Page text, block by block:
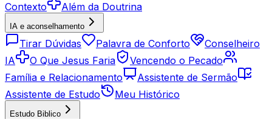
Contexto
Além da Doutrina
IA e aconselhamento
Tirar Dúvidas Palavra de Conforto
Conselheiro
IA
O Que Jesus Faria
Vencendo o Pecado
Família e Relacionamento
Assistente de Sermão
Assistente de Estudo
Meu Histórico
Estudo Biblico